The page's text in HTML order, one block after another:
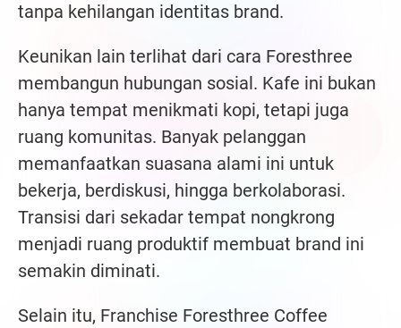
tanpa kehilangan identitas brand.
Keunikan lain terlihat dari cara Foresthree
membangun hubungan sosial. Kafe ini bukan
hanya tempat menikmati kopi, tetapi juga
ruang komunitas. Banyak pelanggan
memanfaatkan suasana alami ini untuk
bekerja, berdiskusi, hingga berkolaborasi.
Transisi dari sekadar tempat nongkrong
menjadi ruang produktif membuat brand ini
semakin diminati.
Selain itu, Franchise Foresthree Coffee